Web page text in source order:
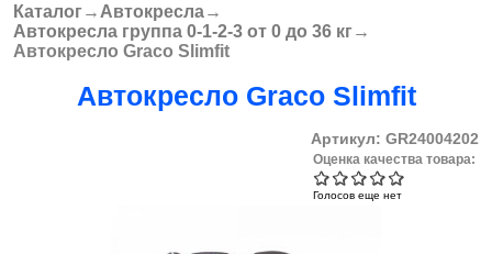
Вы здесь
Каталог→ Автокресла→
Автокресла группа 0-1-2-3 от 0 до 36 кг→
Автокресло Graco Slimfit
Автокресло Graco Slimfit
Артикул: GR24004202
Оценка качества товара:
Голосов еще нет